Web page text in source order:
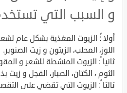
و السبب التي
أولا ً: الزيوت المغذية بشكل عام
اللوز، المحلب، الزيتون و زيت الصنوبر.
ثانيا ً: الزيوت المنشطة للشعر و
الثوم ، الكتان، الصبار، الفجل و زيت
ثالثا ً: الزيوت التي تقضي على